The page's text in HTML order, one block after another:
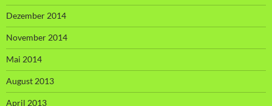
Dezember 2014
November 2014
Mai 2014
August 2013
April 2013